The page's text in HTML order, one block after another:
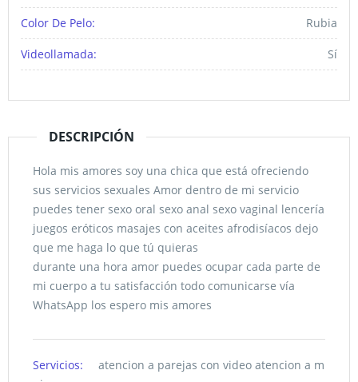
Color De Pelo: Rubia
Videollamada: Sí
DESCRIPCIÓN
Hola mis amores soy una chica que está ofreciendo
sus servicios sexuales Amor dentro de mi servicio
puedes tener sexo oral sexo anal sexo vaginal lencería
juegos eróticos masajes con aceites afrodisíacos dejo
que me haga lo que tú quieras
durante una hora amor puedes ocupar cada parte de
mi cuerpo a tu satisfacción todo comunicarse vía
WhatsApp los espero mis amores
Servicios:
atencion a parejas con video atencion a m